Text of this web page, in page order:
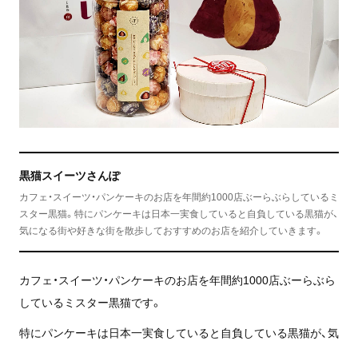
黒猫スイーツさんぽ
カフェ・スイーツ・パンケーキのお店を年間約1000店ぶーらぶらしているミ
スター黒猫。特にパンケーキは日本一実食していると自負している黒猫が、
気になる街や好きな街を散歩しておすすめのお店を紹介していきます。
カフェ・スイーツ・パンケーキのお店を年間約1000店ぶーらぶら
しているミスター黒猫です。
特にパンケーキは日本一実食していると自負している黒猫が、気